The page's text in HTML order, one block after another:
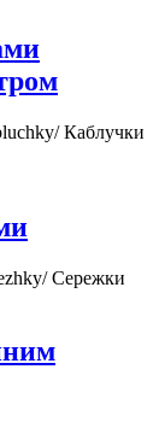
Каблучки
Сережки